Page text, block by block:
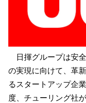
⽇揮グループは安
の実現に向けて、⾰
るスタートアップ企
度、チューリング社